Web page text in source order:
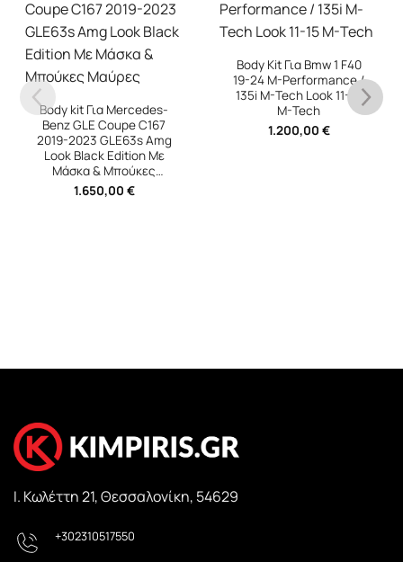
Body Kit Για Bmw 1 F40
19-24 M-Performance /
M-Tech
1.200,00
Ι. Κωλέττη 21, Θεσσαλονίκη, 54629
+302310517550